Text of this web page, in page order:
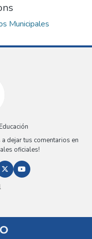
Municipales
a dejar tus comentarios en
oficiales!